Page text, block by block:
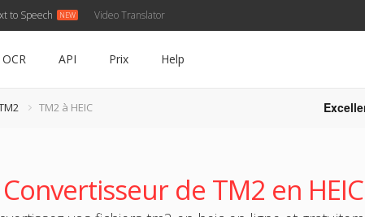
to Speech Video Translator
OCR API Prix Help
TM2 à HEIC
Convertisseur de TM2 en HEIC